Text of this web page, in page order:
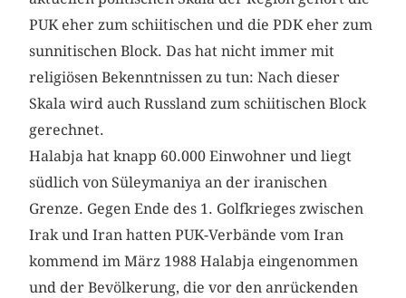
PUK eher zum schiitischen und die PDK eher zum
sunnitischen Block. Das hat nicht immer mit
religiösen Bekenntnissen zu tun: Nach dieser
Skala wird auch Russland zum schiitischen Block
gerechnet.
Halabja hat knapp 60.000 Einwohner und liegt
südlich von Süleymaniya an der iranischen
Grenze. ­Gegen Ende des 1. Golfkrieges zwischen
Irak und Iran ­hatten PUK-Verbände vom Iran
kommend im März 1988 Halabja eingenommen
und der Bevölkerung, die vor den anrückenden